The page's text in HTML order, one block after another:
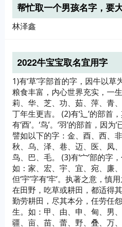
帮忙取一个男孩名字，要
林泽鑫
2022牛宝宝取名宜用字
1)有‘草’字部首的字，因牛以
粮食丰富，内心世界充实，一
莉、华、芝、功、茹、萍、青
丁年生更吉。 (2)有‘辶’的部首
有‘酉’。‘鸟’。‘羽’的部首，因
譬如以下的字：金、酉、西、
秋、乌、泽、巷、迈、医、凤
鸟、巴、毛。 (3)有‘宀’部的字
如：家、宏、宇、宜、宛、廉
但‘宇’字有‘牢’。执著之意，慎
在田野，吃草或耕田，都适得
勤劳耕田，尽其本分，任劳任
生。如：甲、由、申、甸、男
疆、亩、苗、蕾、野、叠、万、